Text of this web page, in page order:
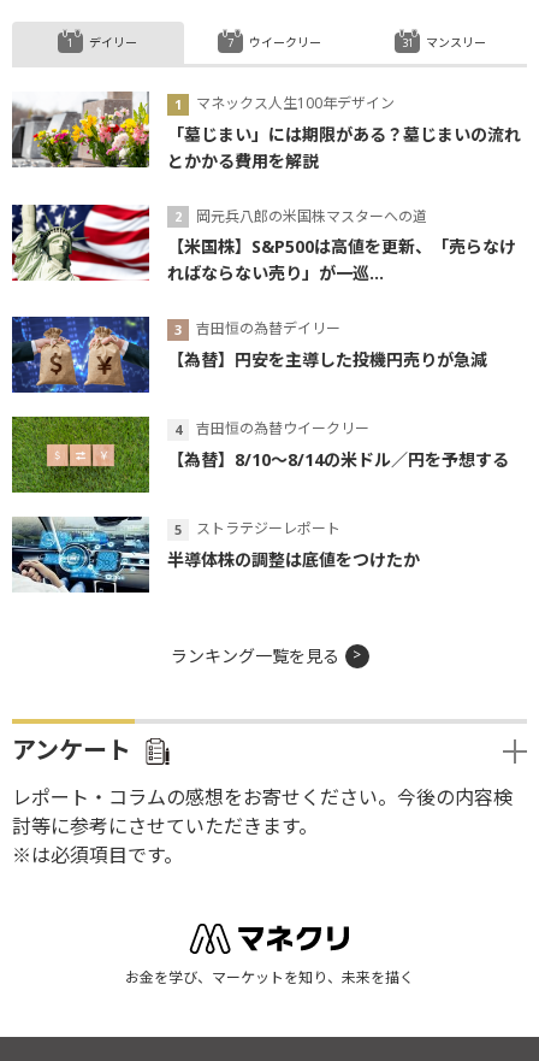
デイリー
マネックス人生100年デザイン
「墓じまい」には期限がある？墓じまいの流れ
とかかる費用を解説
岡元兵八郎の米国株マスターへの道
【米国株】S&P500は高値を更新、「売らなけ
ればならない売り」が一巡...
吉田恒の為替デイリー
【為替】円安を主導した投機円売りが急減
吉田恒の為替ウイークリー
【為替】8/10～8/14の米ドル／円を予想する
ストラテジーレポート
半導体株の調整は底値をつけたか
ウイークリー マンスリー
ランキング一覧を見る
アンケート
レポート・コラムの感想をお寄せください。今後の内容検
討等に参考にさせていただきます。
※は必須項目です。
お金を学び、マーケットを知り、未来を描く